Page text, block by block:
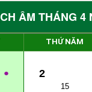
ÂM THÁNG 4
THỨ NĂM
● 2
15